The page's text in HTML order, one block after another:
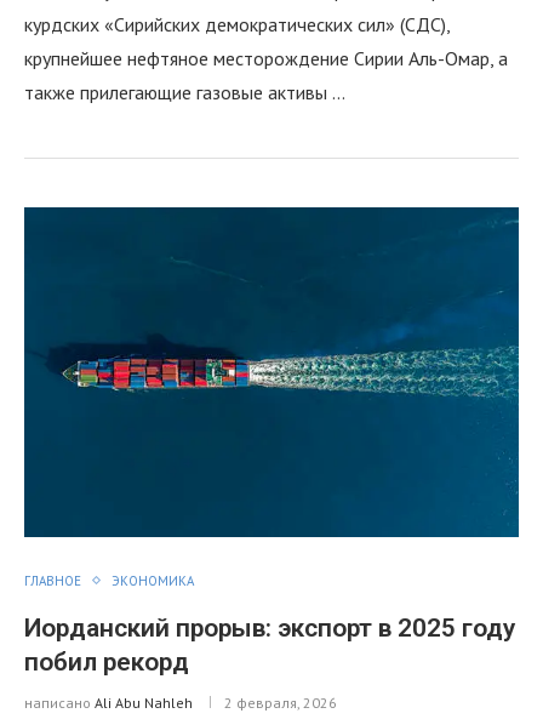
курдских «Сирийских демократических сил» (СДС),
крупнейшее нефтяное месторождение Сирии Аль-Омар, а
также прилегающие газовые активы …
ГЛАВНОЕ ЭКОНОМИКА
Иорданский прорыв: экспорт в 2025 году
побил рекорд
написано Ali Abu Nahleh 2 февраля, 2026